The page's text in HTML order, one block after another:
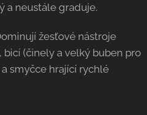
a neustále graduje.
žesťové nástroje
bicí (činely a velký buben pro
smyčce hrající rychlé